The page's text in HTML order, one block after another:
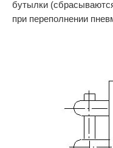
бутылки
при переполнении